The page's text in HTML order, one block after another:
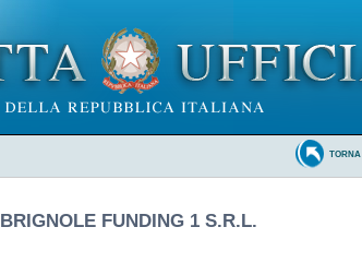
BRIGNOLE FUNDING 1 S.R.L.